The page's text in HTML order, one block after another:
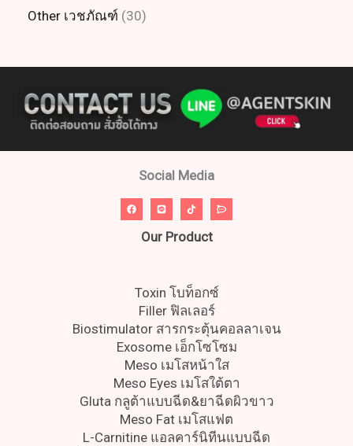
Other เวชภัณฑ์ 30
Social Media
Our Product
Toxin โบท็อกซ์
Filler ฟิลเลอร์
Biostimulator สารกระตุ้นคอลลาเจน
Exosome เอ็กโซโซม
Meso เมโสหน้าใส
Meso Eyes เมโสใต้ตา
Gluta กลูต้าแบบฉีด&ยาฉีดผิวขาว
Meso Fat เมโสแฟต
L-Carnitine แอลคาร์นิทีนแบบฉีด